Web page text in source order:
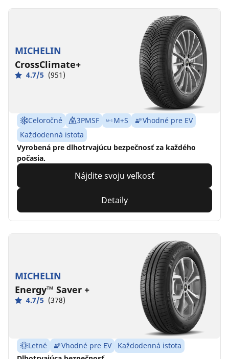
MICHELIN
CrossClimate+
4.7/5 (951)
Celoročné 3PMSF M+S
Vhodné pre EV
Každodenná istota
Vyrobená pre dlhotrvajúcu bezpečnosť za každého
počasia.
Nájdite svoju veľkosť
Detaily
MICHELIN
Energy™ Saver +
4.7/5 (378)
Letné Vhodné pre EV
Každodenná istota